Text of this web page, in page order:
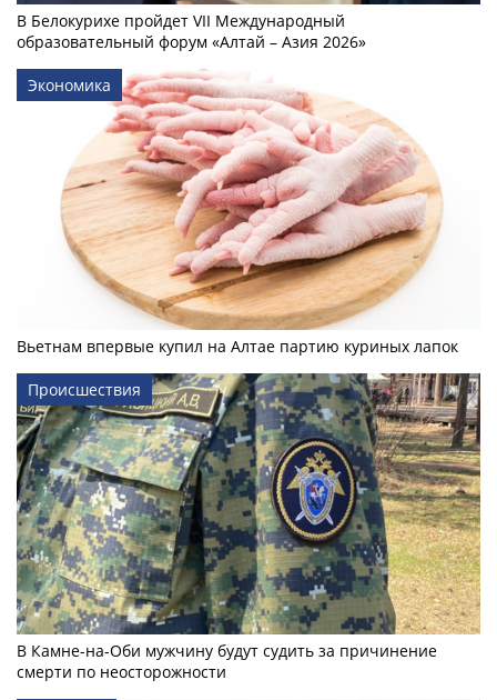
В Белокурихе пройдет VII Международный
образовательный форум «Алтай – Азия 2026»
Экономика
Вьетнам впервые купил на Алтае партию куриных лапок
Происшествия
В Камне-на-Оби мужчину будут судить за причинение
смерти по неосторожности